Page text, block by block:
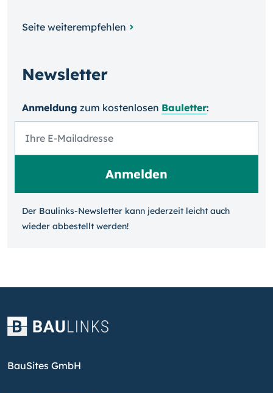
Seite weiterempfehlen
Newsletter
Anmeldung zum kosten­losen Bauletter:
Der Baulinks-Newsletter kann jeder­zeit leicht auch
wieder ab­bestellt werden!
BauSites GmbH